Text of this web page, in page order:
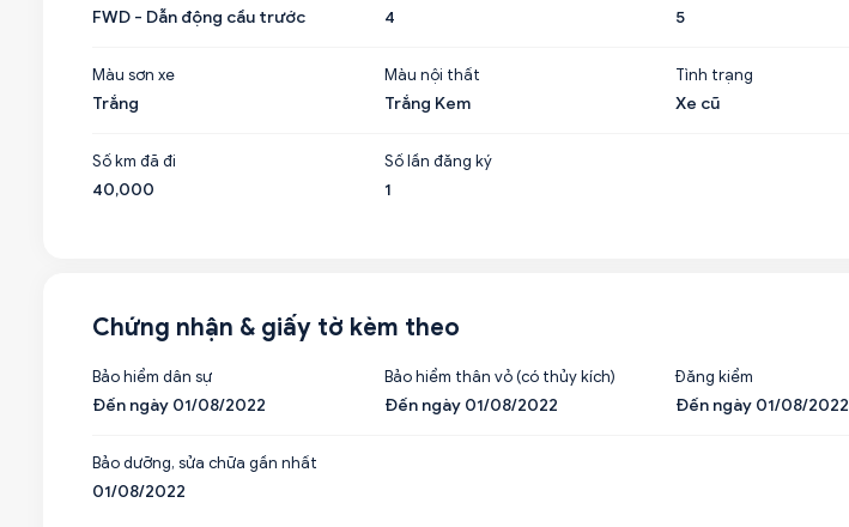
FWD - Dẫn động cầu trước
4
5
Màu sơn xe
Trắng
Màu nội thất
Trắng Kem
Tình trạng
Xe cũ
Số km đã đi
40,000
Số lần đăng ký
1
Chứng nhận & giấy tờ kèm theo
Bảo hiểm dân sự
Đến ngày 01/08/2022
Bảo hiểm thân vỏ (có thủy kích)
Đến ngày 01/08/2022
Đăng kiểm
Đến ngày 01/08/2022
Bảo dưỡng, sửa chữa gần nhất
01/08/2022